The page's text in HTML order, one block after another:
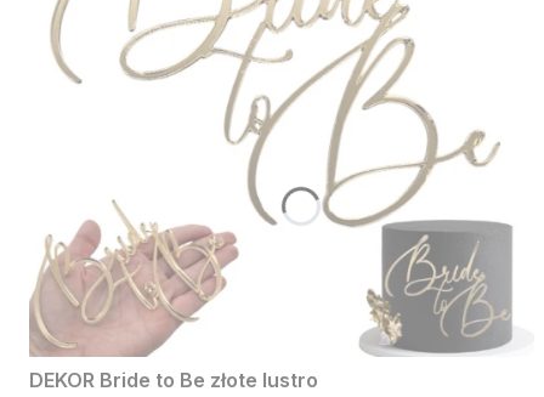
DEKOR Bride to Be złote lustro